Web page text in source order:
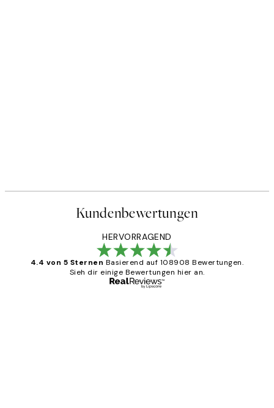
Kundenbewertungen
HERVORRAGEND
4.4 von 5 Sternen Basierend auf 108908 Bewertungen.
Sieh dir einige Bewertungen hier an.